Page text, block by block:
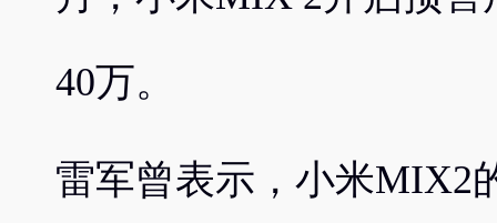
40万。
雷军曾表示，小米MIX2